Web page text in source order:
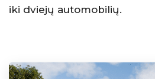
iki dviejų automobilių.